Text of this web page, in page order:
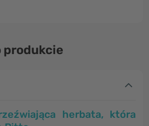
produkcie
herbata, która